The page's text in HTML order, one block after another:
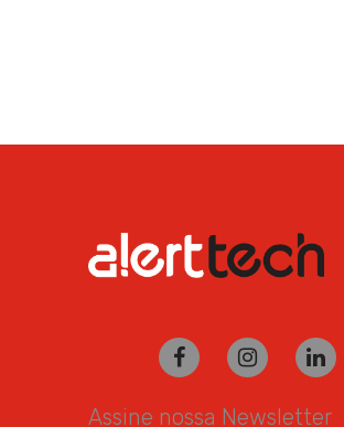
Assine nossa Newsletter